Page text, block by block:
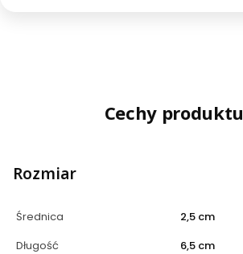
Cechy produktu
Rozmiar
Średnica
2,5 cm
Długość
6,5 cm